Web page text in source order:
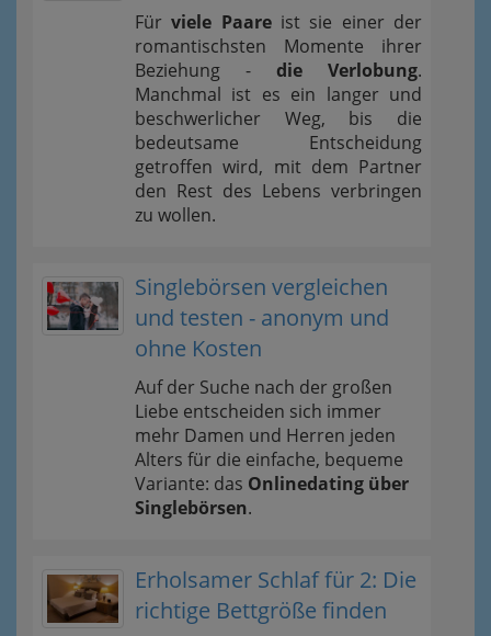
Fürviele Paareist sie einer der
romantischsten Momente ihrer
Beziehung - die Verlobung.
Manchmal ist es ein langer und
beschwerlicher Weg, bis die
bedeutsame Entscheidung
getroffen wird, mit dem Partner
den Rest des Lebens verbringen
zu wollen.
Singlebörsen vergleichen
und testen - anonym und
ohne Kosten
Auf der Suche nach der großen
Liebe entscheiden sich immer
mehr Damen und Herren jeden
Alters für die einfache, bequeme
Variante: das Onlinedating über
Singlebörsen.
Erholsamer Schlaf für 2: Die
richtige Bettgröße finden